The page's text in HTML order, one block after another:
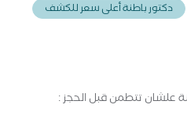
دكتور باطنة أعلى سعر للكشف
علشان تتطمن قبل الحجز :